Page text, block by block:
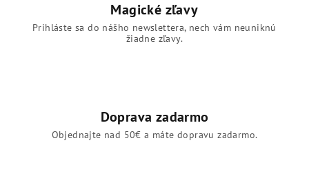
Magické zľavy
Prihláste sa do nášho newslettera, nech vám neuniknú
žiadne zľavy.
Doprava zadarmo
Objednajte nad 50€ a máte dopravu zadarmo.